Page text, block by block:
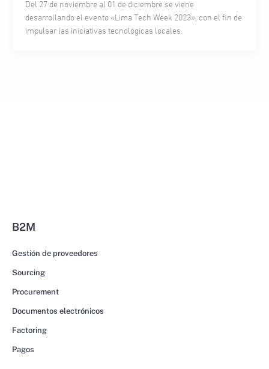
Del 27 de noviembre al 01 de diciembre se viene
desarrollando el evento «Lima Tech Week 2023», con el fin de
impulsar las iniciativas tecnológicas locales.
B2M
Gestión de proveedores
Sourcing
Procurement
Documentos electrónicos
Factoring
Pagos